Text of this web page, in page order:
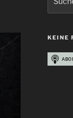
nach:
KEINE